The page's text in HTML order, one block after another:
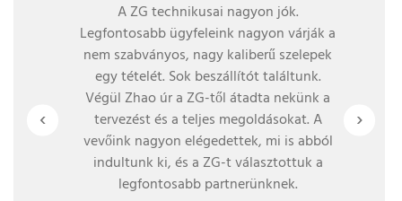
A szelepek minőségi követelményei
nagyon szigorúak, mivel nem engedünk
meg semmilyen minőségi problémát a
használat során, ezért csak Japánból és
Európából importáltunk szelepeket, amíg
a kiállításon nem találkoztam a ZG-vel, és
a szelepeik ráébredtek arra, hogy ez a
minőség, amit mi vagyunk. ismerős,
érdemes kipróbálni! Ez a próbálkozás,
‹ ›